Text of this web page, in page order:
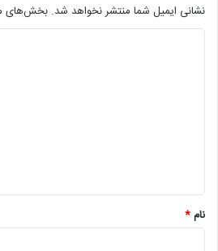
نشانی ایمیل شما منتشر نخواهد شد. بخش‌های
نام*